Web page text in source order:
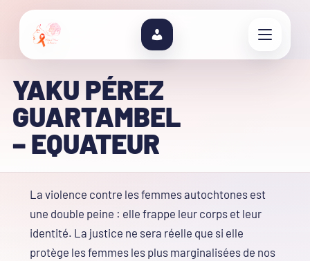
YAKU PÉREZ
GUARTAMBEL
– EQUATEUR
La violence contre les femmes autochtones est
une double peine : elle frappe leur corps et leur
identité. La justice ne sera réelle que si elle
protège les femmes les plus marginalisées de nos